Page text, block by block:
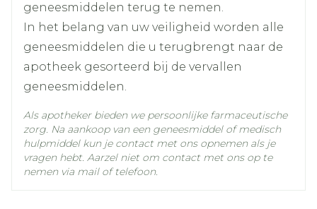
behandeling moet in dit geval voortgezet
worden onder medisch toezicht.  Als u
gedurende een lange periode wordt
behandeld met Nozinan. Er bestaat dan een
risico op het laattijdige optreden van
bewegingsproblemen (tardieve dyskinesie). 
Als u bejaard bent. Als bejaarde bent u
namelijk gevoeliger voor bijwerkingen zoals
sufheid en verlaagde bloeddruk. Als Nozinan
Behoud
Kamertemperatuur (15°C -
25°C)
geneesmiddelen terug te nemen.
In het belang van uw veiligheid worden alle
geneesmiddelen die u terugbrengt naar de
apotheek gesorteerd bij de vervallen
geneesmiddelen.
Als apotheker bieden we persoonlijke farmaceutische
zorg. Na aankoop van een geneesmiddel of medisch
hulpmiddel kun je contact met ons opnemen als je
vragen hebt. Aarzel niet om contact met ons op te
nemen via mail of telefoon.